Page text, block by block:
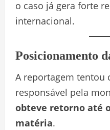
o caso já gera forte
internacional.
Posicionamento
A reportagem tentou
responsável pela
obteve retorno até
matéria.